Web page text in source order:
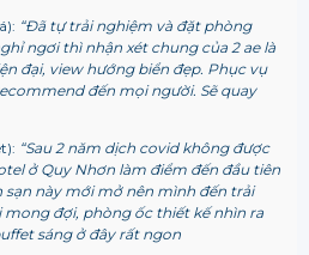
“Đã tự trải nghiệm và đặt phòng
ngơi thì nhận xét chung của 2 ae là
đại, view hướng biển đẹp. Phục vụ
đến mọi người. Sẽ quay
“Sau 2 năm dịch covid không được
ở Quy Nhơn làm điểm đến đầu tiên
sạn này mới mở nên mình đến trải
đợi, phòng ốc thiết kế nhìn ra
sáng ở đây rất ngon